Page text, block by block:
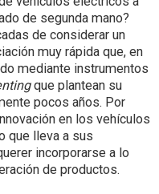
de segunda mano?
de considerar un
muy rápida que, en
mediante instrumentos
que plantean su
pocos años. Por
en los vehículos
que lleva a sus
incorporarse a lo
de productos.